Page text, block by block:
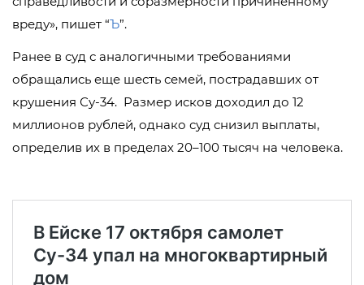
вреду», пишет “Ъ”.
Ранее в суд с аналогичными требованиями
обращались еще шесть семей, пострадавших от
крушения Су-34. Размер исков доходил до 12
миллионов рублей, однако суд снизил выплаты,
определив их в пределах 20–100 тысяч на человека.